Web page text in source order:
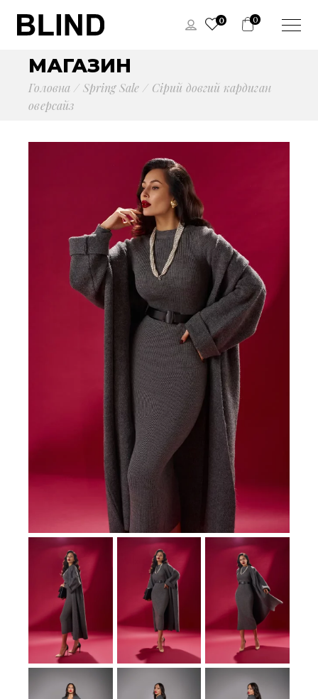
0 0
МАГАЗИН
Головна Spring Sale
Сірий довгий кардиган
оверсайз